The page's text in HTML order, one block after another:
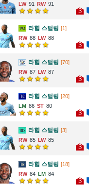
91
91
3
라힘 스털링 [1]
88
88
3
라힘 스털링 [70]
87
87
3
라힘 스털링 [20]
86
80
3
라힘 스털링 [3]
85
85
3
라힘 스털링 [18]
84
84
3